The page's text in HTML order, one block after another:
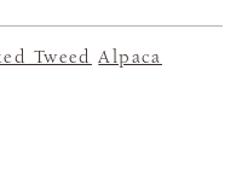
Tweed Alpaca